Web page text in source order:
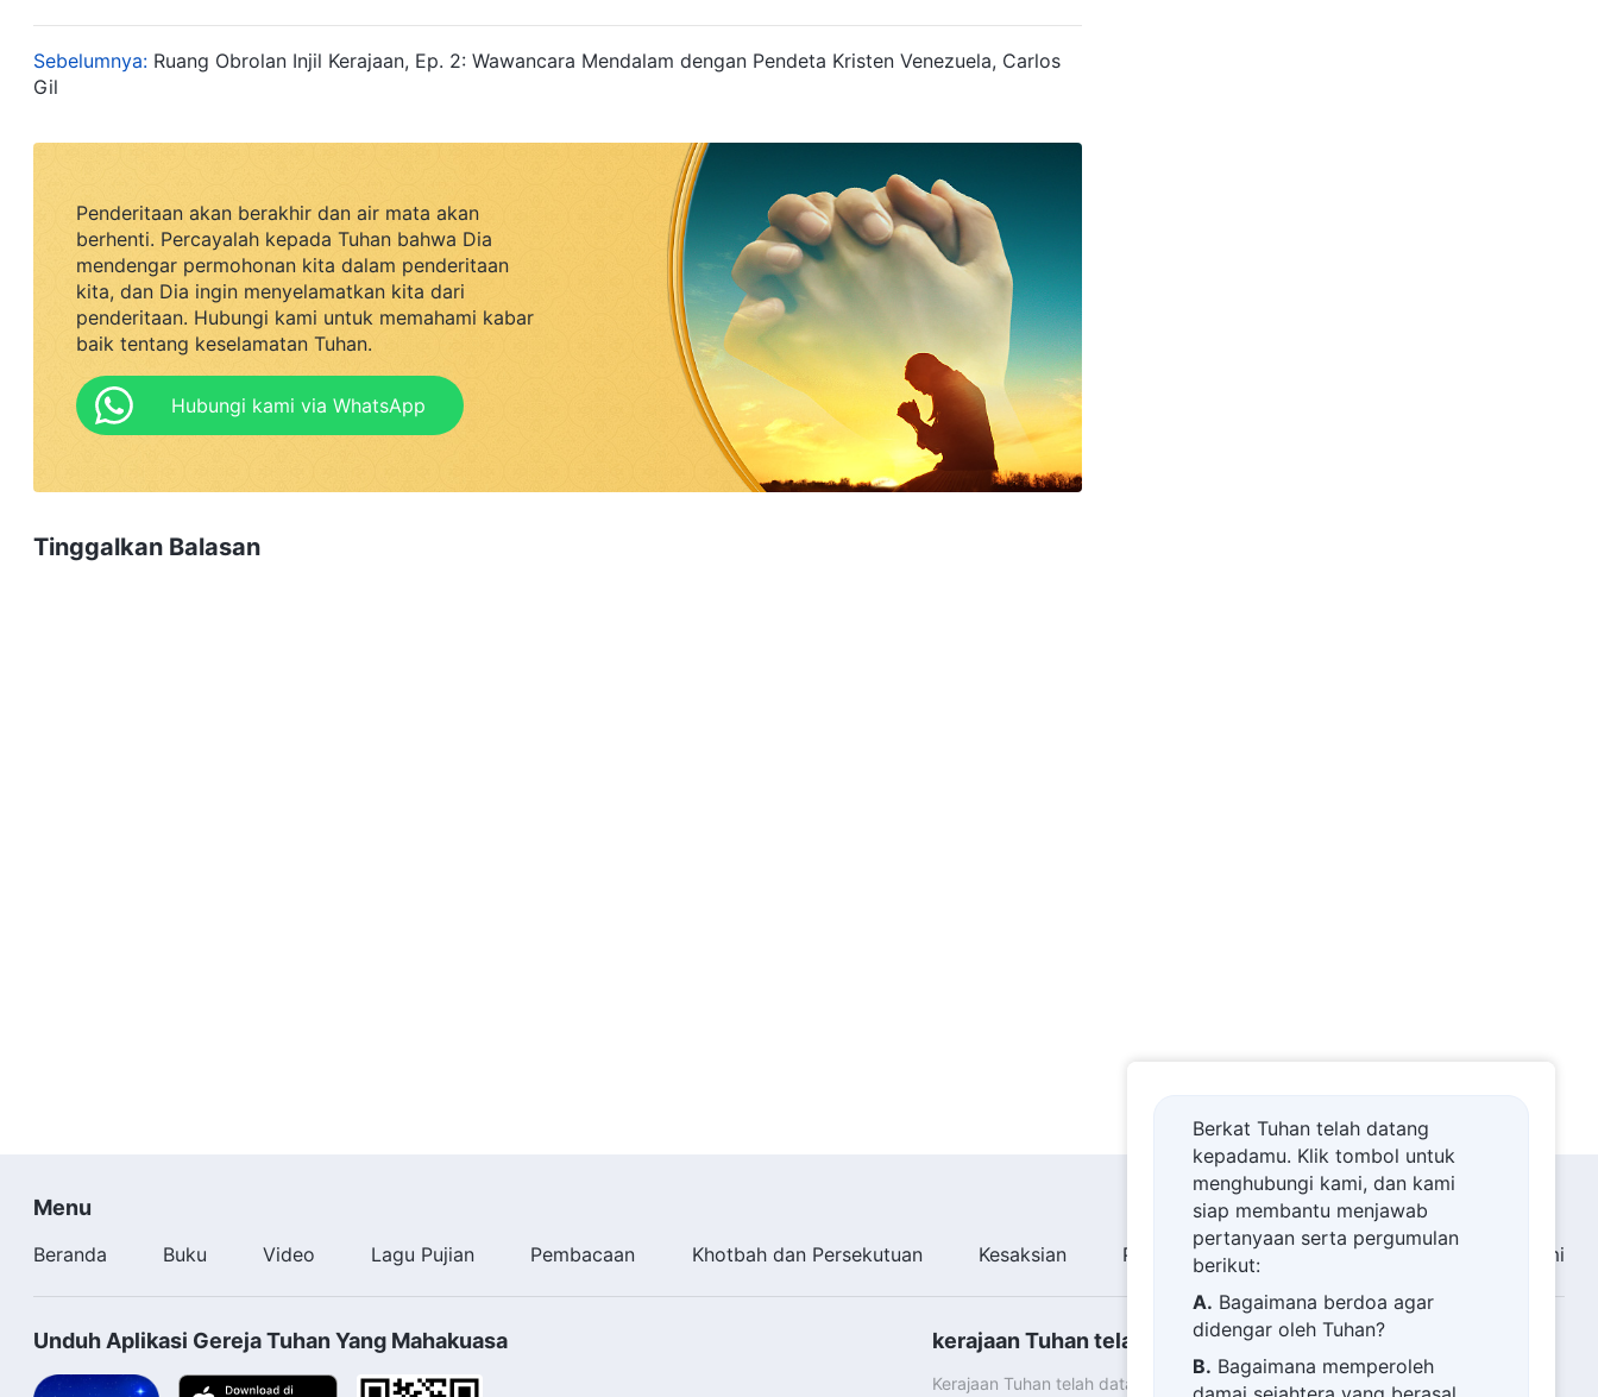
Sebelumnya: Ruang Obrolan Injil Kerajaan, Ep. 2: Wawancara Mendalam dengan Pendeta Kristen Venezuela, Carlos
Gil
Penderitaan akan berakhir dan air mata akan
berhenti. Percayalah kepada Tuhan bahwa Dia
mendengar permohonan kita dalam penderitaan
kita, dan Dia ingin menyelamatkan kita dari
penderitaan. Hubungi kami untuk memahami kabar
baik tentang keselamatan Tuhan.
Hubungi kami via WhatsApp
Tinggalkan Balasan
Menu
Beranda Buku Video Lagu Pujian Pembacaan Khotbah dan Persekutuan Kesaksian Pameran Gambar Berita Tentang Kami
Unduh Aplikasi Gereja Tuhan Yang Mahakuasa kerajaan Tuhan telah datang
Kerajaan Tuhan telah datang ke bumi! Apakah Anda ingin masuk ke dalam
Berkat Tuhan telah datang
kepadamu. Klik tombol untuk
menghubungi kami, dan kami
siap membantu menjawab
pertanyaan serta pergumulan
berikut:
A. Bagaimana berdoa agar
didengar oleh Tuhan?
B. Bagaimana memperoleh